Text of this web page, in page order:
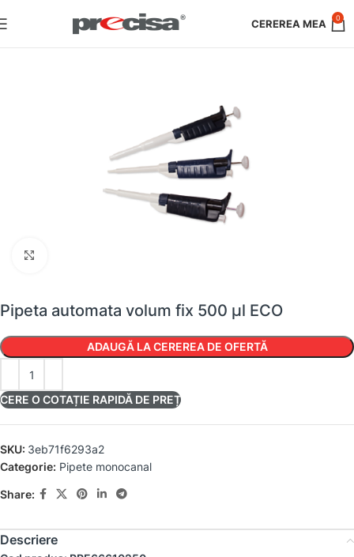
0
Pipeta automata volum fix 500 µl ECO
ADAUGĂ LA CEREREA DE OFERTĂ
CERE O COTAȚIE RAPIDĂ DE PREȚ
SKU: 3eb71f6293a2
Categorie: Pipete monocanal
Share:
Descriere